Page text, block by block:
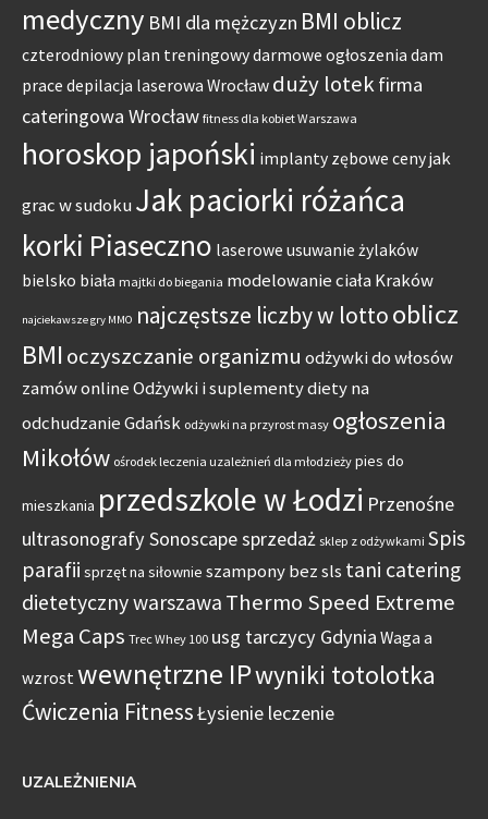
medyczny BMI dla mężczyzn BMI oblicz
czterodniowy plan treningowydarmowe ogłoszenia dam
prace depilacja laserowa Wrocław duży lotekfirma
cateringowa Wrocław fitness dla kobiet Warszawa
horoskop japoński implanty zębowe cenyjak
grac w sudoku Jak paciorki różańca
korki Piaseczno laserowe usuwanie żylaków
bielsko biała majtki do biegania modelowanie ciała Kraków
najciekawsze gry MMO najczęstsze liczby w lottooblicz
BMI oczyszczanie organizmu odżywki do włosów
zamów onlineOdżywki i suplementy diety na
odchudzanie Gdańsk odżywki na przyrost masy ogłoszenia
Mikołów ośrodek leczenia uzależnień dla młodzieży pies do
mieszkania przedszkole w Łodzi Przenośne
ultrasonografy Sonoscape sprzedaż sklep z odżywkami Spis
parafii sprzęt na siłownie szampony bez sls tani catering
dietetyczny warszawa Thermo Speed Extreme
Mega Caps Trec Whey 100 usg tarczycy Gdynia Waga a
wzrost wewnętrzne IPwyniki totolotka
Ćwiczenia FitnessŁysienie leczenie
UZALEŻNIENIA